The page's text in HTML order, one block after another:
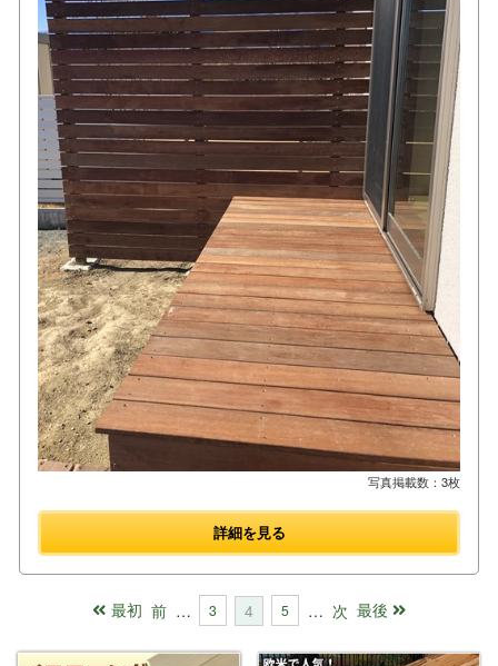
写真掲載数：3枚
詳細を見る
最初 前 … 3 4 5 … 次 最後